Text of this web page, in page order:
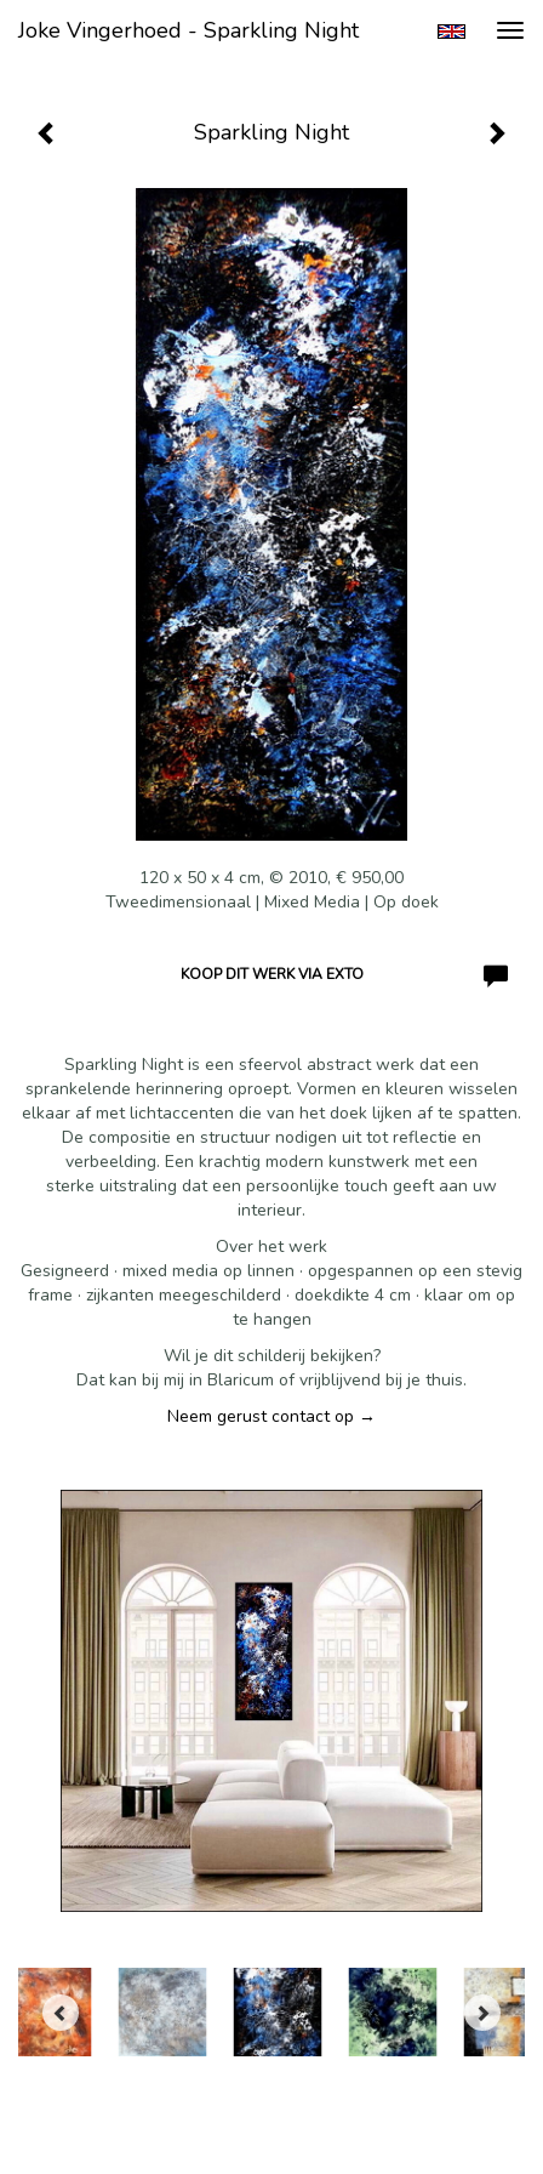
Joke Vingerhoed - Sparkling Night
Sparkling Night
120 x 50 x 4 cm, © 2010, € 950,00
Tweedimensionaal | Mixed Media | Op doek
KOOP DIT WERK VIA EXTO
Sparkling Night is een sfeervol abstract werk dat een
sprankelende herinnering oproept. Vormen en kleuren wisselen
elkaar af met lichtaccenten die van het doek lijken af te spatten.
De compositie en structuur nodigen uit tot reflectie en
verbeelding. Een krachtig modern kunstwerk met een
sterke uitstraling dat een persoonlijke touch geeft aan uw
interieur.
Over het werk
Gesigneerd · mixed media op linnen · opgespannen op een stevig
frame · zijkanten meegeschilderd · doekdikte 4 cm · klaar om op
te hangen
Wil je dit schilderij bekijken?
Dat kan bij mij in Blaricum of vrijblijvend bij je thuis.
Neem gerust contact op →